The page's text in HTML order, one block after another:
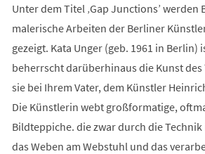
Unter dem Titel ‚Gap Junctions’
malerische Arbeiten der Berliner
gezeigt. Kata Unger (geb. 1961 in Berlin)
beherrscht darüberhinaus die Kunst
sie bei Ihrem Vater, dem Künstler
Die Künstlerin webt großformatige,
Bildteppiche. die zwar durch die
das Weben am Webstuhl und das